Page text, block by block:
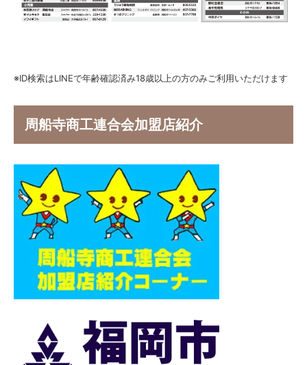
※ID検索はLINEで年齢確認済み18歳以上の方のみご利用いただけます
周船寺商工連合会加盟店紹介